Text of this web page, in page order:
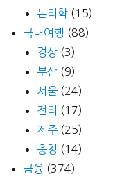
논리학 (15)
국내여행 (88)
경상 (3)
부산 (9)
서울 (24)
전라(17)
제주 (25)
충청 (14)
금융 (374)